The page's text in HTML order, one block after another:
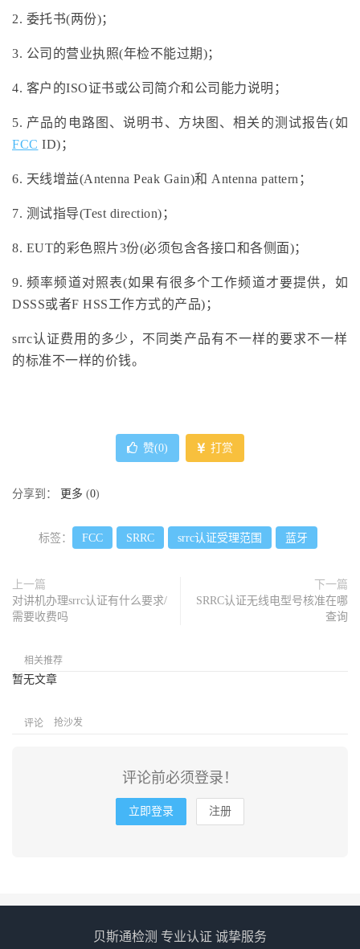
2. 委托书(两份)；
3. 公司的营业执照(年检不能过期)；
4. 客户的ISO证书或公司简介和公司能力说明；
5. 产品的电路图、说明书、方块图、相关的测试报告(如
FCC ID)；
6. 天线增益(Antenna Peak Gain)和 Antenna pattern；
7. 测试指导(Test direction)；
8. EUT的彩色照片3份(必须包含各接口和各侧面)；
9. 频率频道对照表(如果有很多个工作频道才要提供，如
DSSS或者F HSS工作方式的产品)；
srrc认证费用的多少，不同类产品有不一样的要求不一样
的标准不一样的价钱。
赞(0) 打赏
分享到： 更多 (0)
标签： FCC SRRC srrc认证受理范围 蓝牙
上一篇
对讲机办理srrc认证有什么要求/
需要收费吗
下一篇
SRRC认证无线电型号核准在哪
查询
相关推荐
暂无文章
评论 抢沙发
评论前必须登录！
立即登录 注册
贝斯通检测 专业认证 诚挚服务